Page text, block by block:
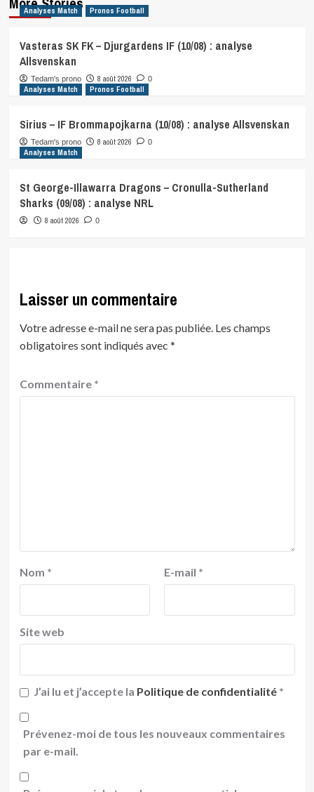
Analyses Match Pronos Football
Vasteras SK FK – Djurgardens IF (10/08) : analyse
Allsvenskan
Tedam's prono 8 août 2026 0
Analyses Match Pronos Football
Sirius – IF Brommapojkarna (10/08) : analyse Allsvenskan
Tedam's prono 8 août 2026 0
Analyses Match
St George-Illawarra Dragons – Cronulla-Sutherland
Sharks (09/08) : analyse NRL
8 août 2026 0
Laisser un commentaire
Votre adresse e-mail ne sera pas publiée. Les champs
obligatoires sont indiqués avec *
Commentaire *
Nom * E-mail *
Site web
J’ai lu et j’accepte la Politique de confidentialité *
Prévenez-moi de tous les nouveaux commentaires
par e-mail.